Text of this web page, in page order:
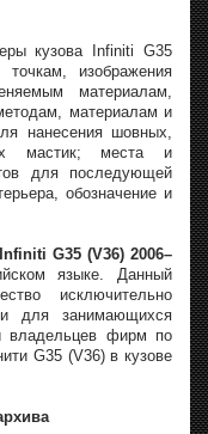
кузова Infiniti G35
изображения
материалам,
материалам и
нанесения шовных,
мастик; места и
для последующей
обозначение и
G35 (V36) 2006–
языке. Данный
исключительно
для занимающихся
владельцев фирм по
G35 (V36) в кузове